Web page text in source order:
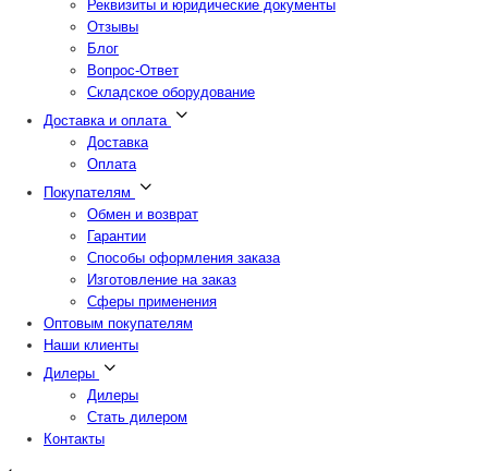
Реквизиты и юридические документы
Отзывы
Блог
Вопрос-Ответ
Складское оборудование
Доставка и оплата
Доставка
Оплата
Покупателям
Обмен и возврат
Гарантии
Способы оформления заказа
Изготовление на заказ
Сферы применения
Оптовым покупателям
Наши клиенты
Дилеры
Дилеры
Стать дилером
Контакты